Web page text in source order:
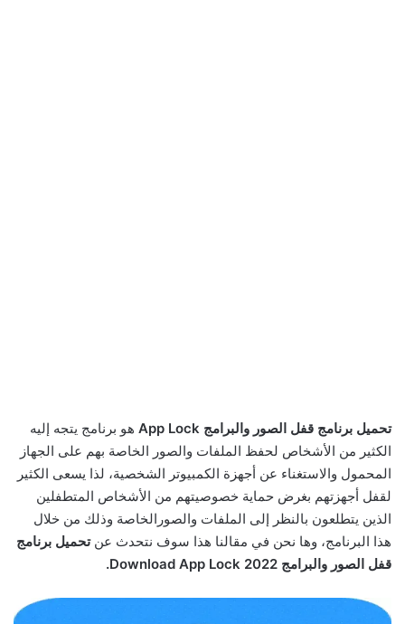
تحميل برنامج قفل الصور والبرامج App Lock
هو برنامج يتجه إليه
الكثير من الأشخاص لحفظ الملفات والصور الخاصة بهم على الجهاز
المحمول والاستغناء عن أجهزة الكمبيوتر الشخصية، لذا يسعى الكثير
لقفل أجهزتهم بغرض حماية خصوصيتهم من الأشخاص المتطفلين
الذين يتطلعون بالنظر إلى الملفات والصورالخاصة وذلك من خلال
هذا البرنامج، وها نحن في مقالنا هذا سوف نتحدث عنتحميل برنامج
قفل الصور والبرامج Download App Lock 2022.